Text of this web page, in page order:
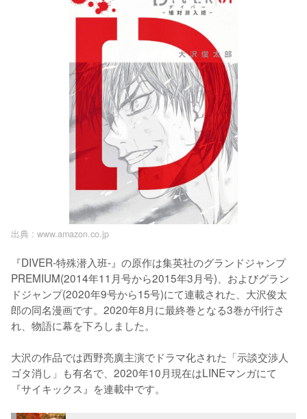
出典 : www.amazon.co.jp
『DIVER-特殊潜入班-』の原作は集英社のグランドジャンプ
PREMIUM(2014年11月号から2015年3月号)、およびグラン
ドジャンプ(2020年9号から15号)にて連載された、大沢俊太
郎の同名漫画です。2020年8月に最終巻となる3巻が刊行さ
れ、物語に幕を下ろしました。
大沢の作品では西野亮廣主演でドラマ化された「示談交渉人
ゴタ消し」も有名で、2020年10月現在はLINEマンガにて
『サイキックス』を連載中です。